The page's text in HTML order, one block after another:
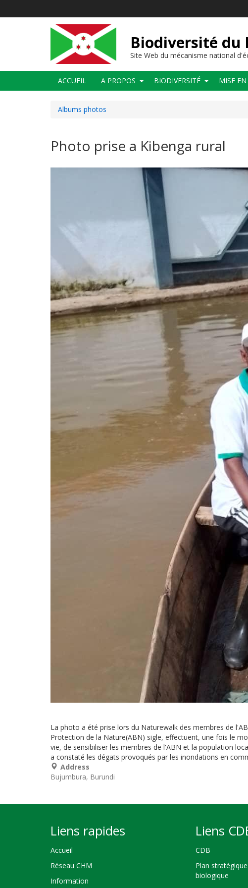
Biodiversité du
Site Web du mécanisme national
Main
navigation
ACCUEIL A PROPOS BIODIVERSITÉ MISE
Albums photos
Photo prise a Kibenga rural
La photo a été prise lors du Naturewalk des membres de
Protection de la Nature(ABN) sigle, effectuent, une fois le
vie, de sensibiliser les membres de l'ABN et la population
a constaté les dégats provoqués par les inondations en
Address
Bujumbura Burundi
Liens rapides
Accueil
Réseau CHM
Information
Liens
CDB
Plan
biologique